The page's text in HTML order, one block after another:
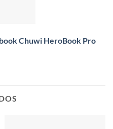
Chuwi HeroBook Pro